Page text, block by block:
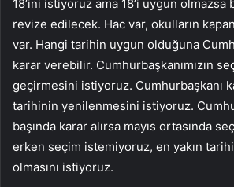
18’ini istiyoruz ama 18’i uygun olmazsa
revize edilecek. Hac var, okulların
var. Hangi tarihin uygun olduğuna
karar verebilir. Cumhurbaşkanımızın
geçirmesini istiyoruz. Cumhurbaşkanı
tarihinin yenilenmesini istiyoruz.
başında karar alırsa mayıs ortasında
erken seçim istemiyoruz, en yakın
olmasını istiyoruz.